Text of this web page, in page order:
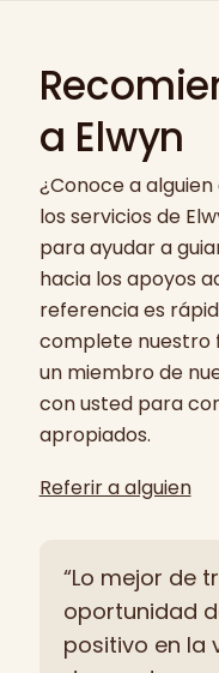
Servicios
escolar
Apoyo en la
Cada plan de
personalizado
y necesidades.
y trabaja para
exitosa a un
como el hogar
a Elwyn
¿Conoce a
los servicios de
para ayudar a
hacia los apoyos
referencia es
complete nuestro
un miembro de
con usted para
apropiados.
Referir a alguien
“Lo mejor de
oportunidad
positivo en la